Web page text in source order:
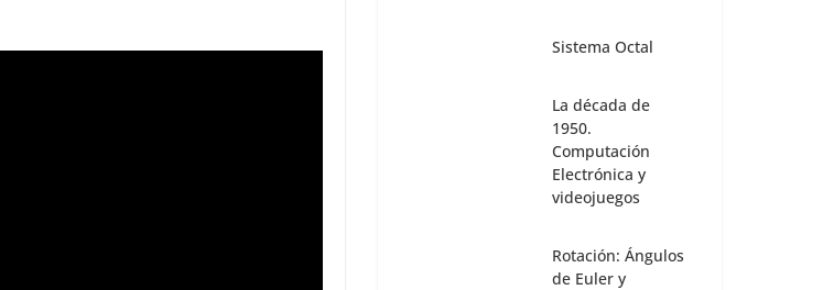
Sistema Octal
La década de
1950.
Computación
Electrónica y
videojuegos
Rotación: Ángulos
de Euler y